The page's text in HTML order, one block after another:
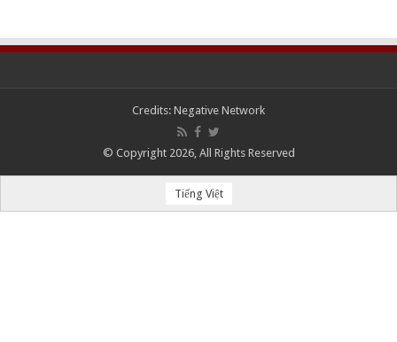
Credits: Negative Network
© Copyright 2026, All Rights Reserved
Tiếng Việt